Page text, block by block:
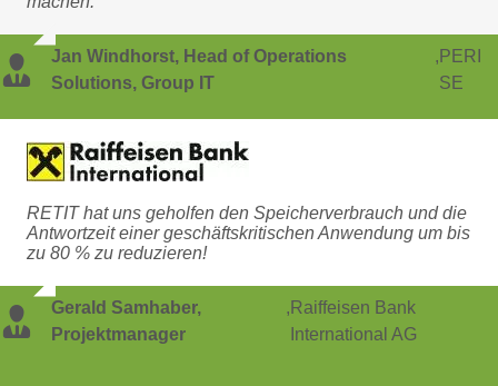
Jan Windhorst, Head of Operations
Solutions, Group IT
, PERI
SE
RETIT hat uns geholfen den Speicherverbrauch und die
Antwortzeit einer geschäftskritischen Anwendung um bis
zu 80 % zu reduzieren!
Gerald Samhaber,
Projektmanager
, Raiffeisen Bank
International AG